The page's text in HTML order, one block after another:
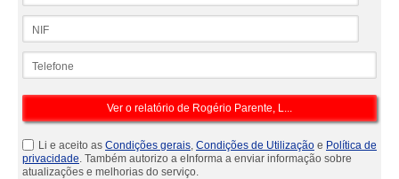
Li e aceito as Condições gerais, Condições de Utilização e Política de
privacidade. Também autorizo a eInforma a enviar informação sobre
atualizações e melhorias do serviço.